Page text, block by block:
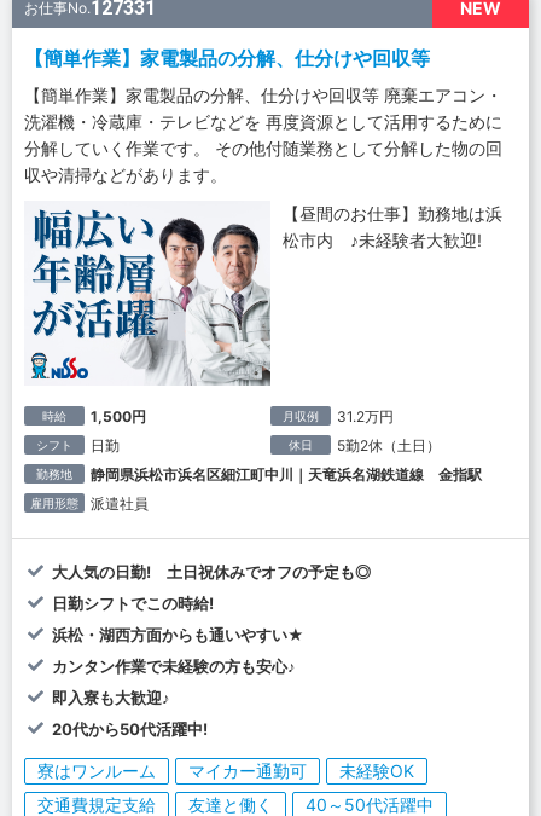
NEW
お仕事No.127331
【簡単作業】家電製品の分解、仕分けや回収等
【簡単作業】家電製品の分解、仕分けや回収等 廃棄エアコン・
洗濯機・冷蔵庫・テレビなどを 再度資源として活用するために
分解していく作業です。 その他付随業務として分解した物の回
収や清掃などがあります。
【昼間のお仕事】勤務地は浜
松市内 ♪未経験者大歓迎!
時給 1,500円 月収例 31.2万円
シフト 日勤 休日 5勤2休（土日）
勤務地 静岡県浜松市浜名区細江町中川｜天竜浜名湖鉄道線 金指駅
雇用形態 派遣社員
大人気の日勤! 土日祝休みでオフの予定も◎
日勤シフトでこの時給!
浜松・湖西方面からも通いやすい★
カンタン作業で未経験の方も安心♪
即入寮も大歓迎♪
20代から50代活躍中!
寮はワンルーム マイカー通勤可
未経験OK
交通費規定支給
友達と働く
40～50代活躍中